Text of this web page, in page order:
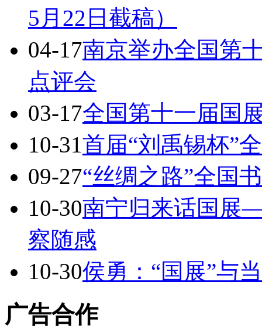
5月22日截稿）
04-17南京举办全国第
点评会
03-17全国第十一届国
10-31首届“刘禹锡杯”
09-27“丝绸之路”全国
10-30南宁归来话国展
察随感
10-30侯勇：“国展”与
广告合作